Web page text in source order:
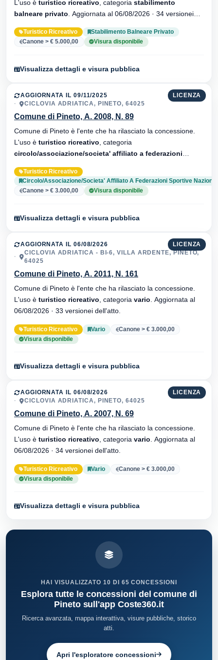
L'uso è turistico ricreativo , categoria stabilimento
balneare privato
Turistico Ricreativo
Stabilimento Balneare Privato
Canone > € 5.000,00
Visura disponibile
Visualizza dettagli e visura pubblica
LICENZA
AGGIORNATA IL 09/11/2025
CICLOVIA ADRIATICA, PINETO, 64025
Comune di Pineto, A. 2008, N. 89
Comune di Pineto è l'ente che ha rilasciato la concessione.
L'uso è turistico ricreativo , categoria
circolo/associazione/societa' affiliato a federazioni
dell'atto.
Turistico Ricreativo
Circolo/Associazione/Societa' Affiliato A Federazioni Sportive
Canone > € 3.000,00
Visura disponibile
Visualizza dettagli e visura pubblica
LICENZA
AGGIORNATA IL 06/08/2026
CICLOVIA ADRIATICA - BI-6, VILLA ARDENTE, PINETO,
64025
Comune di Pineto, A. 2011, N. 161
Comune di Pineto è l'ente che ha rilasciato la concessione.
L'uso è turistico ricreativo , categoria vario
06/08/2026 · 33 versionei dell'atto.
Turistico Ricreativo Vario
Canone > € 3.000,00
Visura disponibile
Visualizza dettagli e visura pubblica
LICENZA
AGGIORNATA IL 06/08/2026
CICLOVIA ADRIATICA, PINETO, 64025
Comune di Pineto, A. 2007, N. 69
Comune di Pineto è l'ente che ha rilasciato la concessione.
L'uso è turistico ricreativo , categoria vario
06/08/2026 · 34 versionei dell'atto.
Turistico Ricreativo Vario
Canone > € 3.000,00
Visura disponibile
Visualizza dettagli e visura pubblica
HAI VISUALIZZATO 10 DI 65 CONCESSIONI
Esplora tutte le concessioni del comune di
Pineto sull'app Coste360.it
Ricerca avanzata, mappa interattiva, visure pubbliche, storico
atti.
Apri l'esploratore concessioni